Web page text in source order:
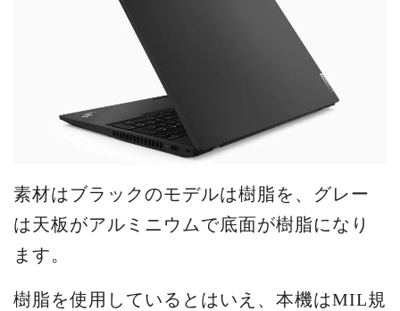
素材はブラックのモデルは樹脂を、グレー
は天板がアルミニウムで底面が樹脂になり
ます。
樹脂を使用しているとはいえ、本機はMIL規